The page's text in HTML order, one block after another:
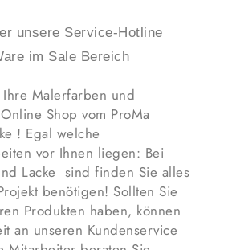
unsere Service-Hotline
im Sale Bereich
Malerfarben und
Shop vom ProMa
! Egal welche
vor Ihnen liegen: Bei
Lacke sind finden Sie alles
benötigen! Sollten Sie
Produkten haben, können
an unseren Kundenservice